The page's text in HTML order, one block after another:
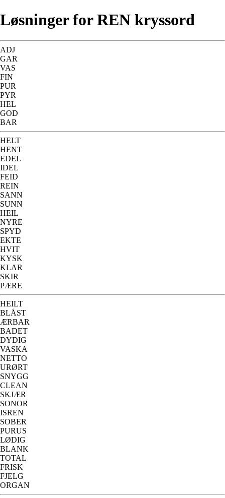
Løsninger for REN kryssord
ADJ
GAR
VAS
FIN
PUR
PYR
HEL
GOD
BAR
HELT
HENT
EDEL
IDEL
FEID
REIN
SANN
SUNN
HEIL
NYRE
SPYD
EKTE
HVIT
KYSK
KLAR
SKIR
PÆRE
HEILT
BLÅST
ÆRBAR
BADET
DYDIG
VASKA
NETTO
URØRT
SNYGG
CLEAN
SKJÆR
SONOR
ISREN
SOBER
PURUS
LØDIG
BLANK
TOTAL
FRISK
FJELG
ORGAN